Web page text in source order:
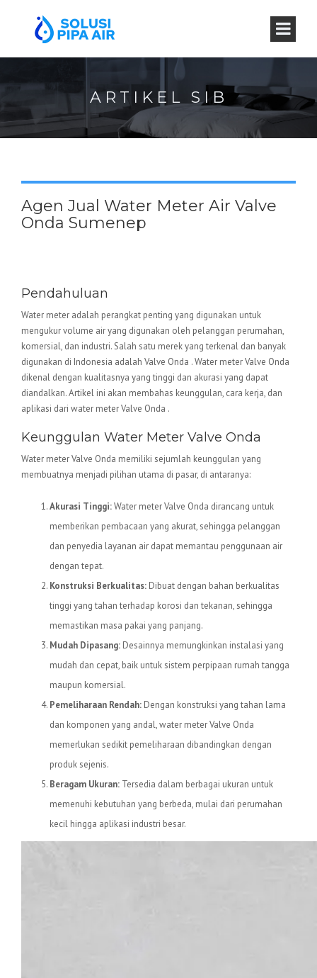
ARTIKEL SIB
Agen Jual Water Meter Air Valve
Onda Sumenep
Pendahuluan
Water meter adalah perangkat penting yang digunakan untuk
mengukur volume air yang digunakan oleh pelanggan perumahan,
komersial, dan industri. Salah satu merek yang terkenal dan banyak
digunakan di Indonesia adalah Valve Onda . Water meter Valve Onda
dikenal dengan kualitasnya yang tinggi dan akurasi yang dapat
diandalkan. Artikel ini akan membahas keunggulan, cara kerja, dan
aplikasi dari water meter Valve Onda .
Keunggulan Water Meter Valve Onda
Water meter Valve Onda memiliki sejumlah keunggulan yang
membuatnya menjadi pilihan utama di pasar, di antaranya:
Akurasi Tinggi:Water meter Valve Onda dirancang untuk
memberikan pembacaan yang akurat, sehingga pelanggan
dan penyedia layanan air dapat memantau penggunaan air
dengan tepat.
Konstruksi Berkualitas: Dibuat dengan bahan berkualitas
tinggi yang tahan terhadap korosi dan tekanan, sehingga
memastikan masa pakai yang panjang.
Mudah Dipasang: Desainnya memungkinkan instalasi yang
mudah dan cepat, baik untuk sistem perpipaan rumah tangga
maupun komersial.
Pemeliharaan Rendah: Dengan konstruksi yang tahan lama
dan komponen yang andal, water meter Valve Onda
memerlukan sedikit pemeliharaan dibandingkan dengan
produk sejenis.
Beragam Ukuran: Tersedia dalam berbagai ukuran untuk
memenuhi kebutuhan yang berbeda, mulai dari perumahan
kecil hingga aplikasi industri besar.